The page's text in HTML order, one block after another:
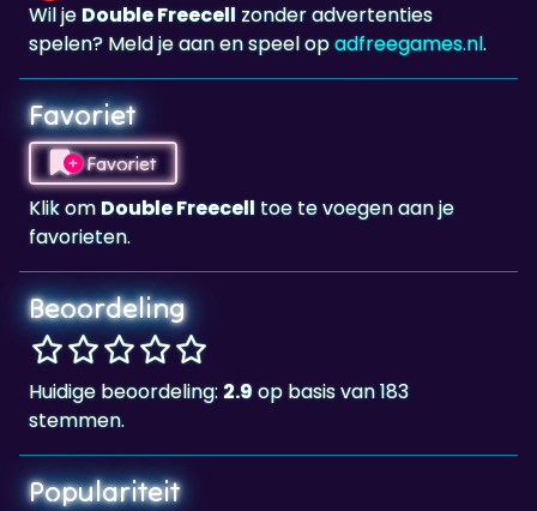
Wil jeDouble Freecellzonder advertenties
spelen? Meld je aan en speel opadfreegames.nl.
Favoriet
Favoriet
Klik omDouble Freecelltoe te voegen aan je
favorieten.
Beoordeling
Huidige beoordeling:2.9op basis van 183
stemmen.
Populariteit